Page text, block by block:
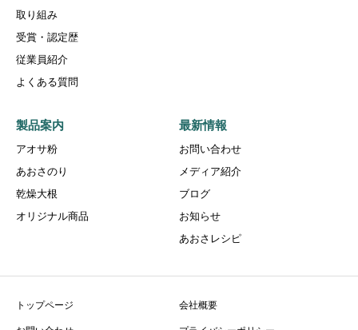
取り組み
受賞・認定歴
従業員紹介
よくある質問
製品案内
アオサ粉
あおさのり
乾燥大根
オリジナル商品
最新情報
お問い合わせ
メディア紹介
ブログ
お知らせ
あおさレシピ
トップページ
会社概要